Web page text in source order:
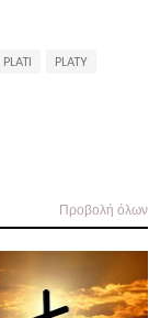
PLATI
PLATY
Προβολή όλων